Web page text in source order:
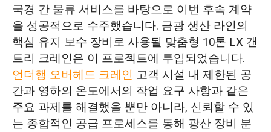
국경 간 물류 서비스를 바탕으로 이번 후속 계약
을 성공적으로 수주했습니다. 금광 생산 라인의
핵심 유지 보수 장비로 사용될 맞춤형 10톤 LX 갠
트리 크레인은 이 프로젝트에 투입되었습니다.
언더행 오버헤드 크레인 고객 시설 내 제한된 공
간과 영하의 온도에서의 작업 요구 사항과 같은
주요 과제를 해결했을 뿐만 아니라, 신뢰할 수 있
는 종합적인 공급 프로세스를 통해 광산 장비 분